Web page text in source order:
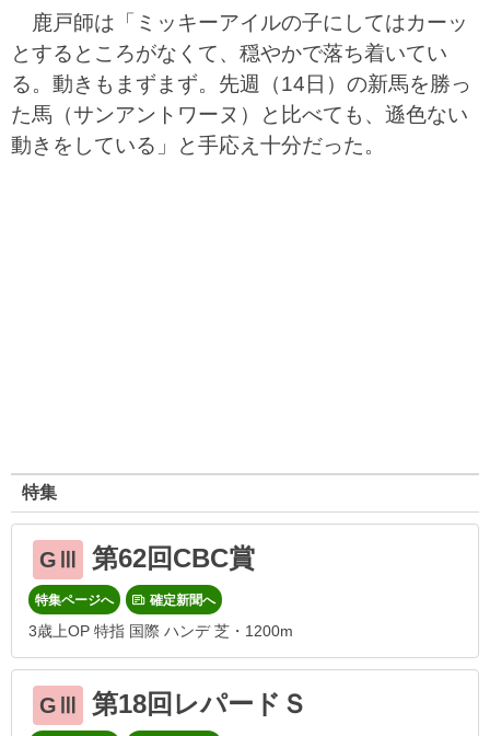
鹿戸師は「ミッキーアイルの子にしてはカーッ
とするところがなくて、穏やかで落ち着いてい
る。動きもまずまず。先週（14日）の新馬を勝っ
た馬（サンアントワーヌ）と比べても、遜色ない
動きをしている」と手応え十分だった。
特集
GⅢ 第62回CBC賞
特集ページへ 確定新聞へ
3歳上OP 特指 国際 ハンデ 芝・1200m
GⅢ 第18回レパードＳ